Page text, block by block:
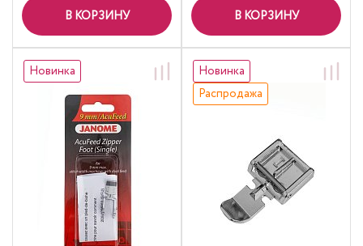
В КОРЗИНУ В КОРЗИНУ
Новинка
Новинка
Распродажа